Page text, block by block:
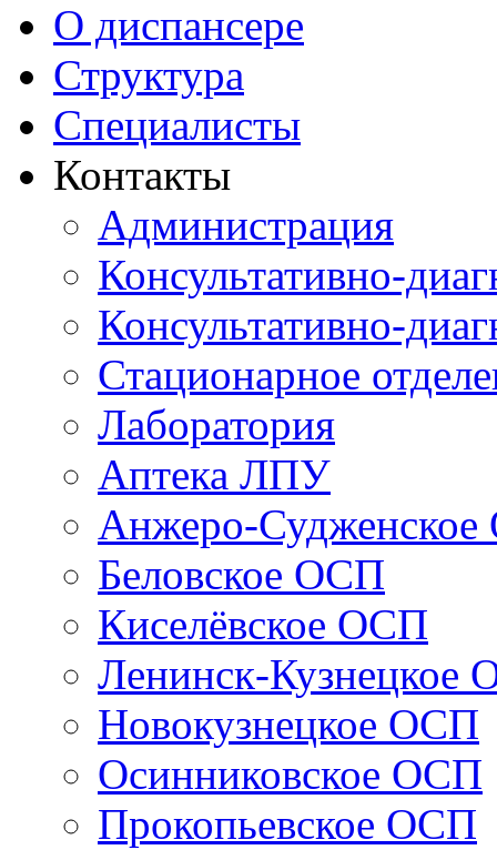
О диспансере
Структура
Специалисты
Контакты
Администрация
Консультативно-
Консультативно-
Стационарное
Лаборатория
Аптека ЛПУ
Анжеро-
Беловское ОСП
Киселёвское ОСП
Ленинск-Кузнецкое
Новокузнецкое ОСП
Осинниковское ОСП
Прокопьевское ОСП